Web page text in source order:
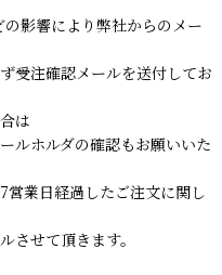
影響により弊社からのメー
受注確認メールを送付してお
は
ルホルダの確認もお願いいた
営業日経過したご注文に関し
させて頂きます。